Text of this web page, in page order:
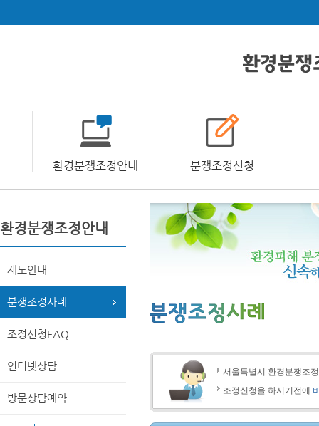
환경분쟁조정안내 분쟁조정신청
환경분쟁조정안내
제도안내
분쟁조정사례
조정신청FAQ
인터넷상담
방문상담예약
서울특별시 환경분쟁조
조정신청을 하시기전에